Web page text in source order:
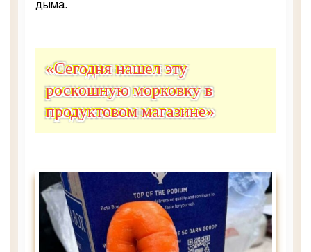
дыма.
«Сегодня нашел эту
роскошную морковку в
продуктовом магазине»